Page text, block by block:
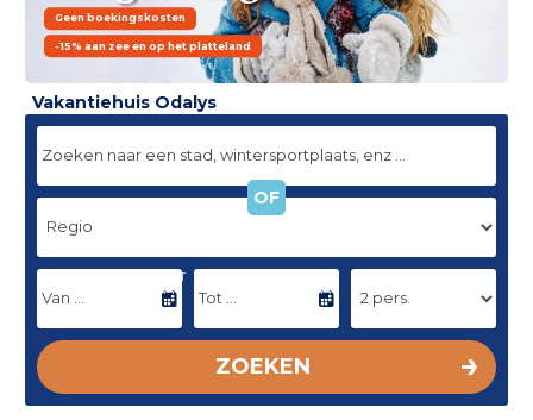
Geen boekingskosten
-15% aan zee en op het platteland
Vakantiehuis Odalys
OF
DATUM VAN AANKOMST
ZOEKEN